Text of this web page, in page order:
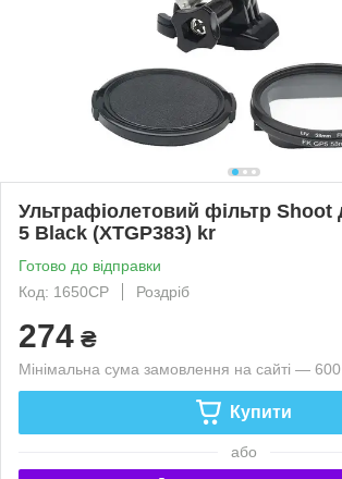
Ультрафіолетовий фільтр Shoot
5 Black (XTGP383) kr
Готово до відправки
Код: 1650CP
Роздріб
274 ₴
Мінімальна сума замовлення на сайті —
Купити
або